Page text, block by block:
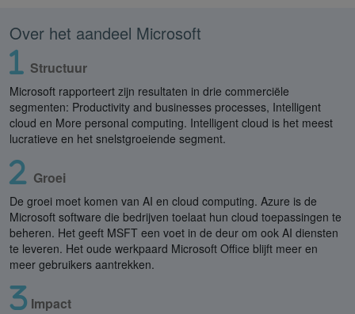
Over het aandeel Microsoft
Structuur
Microsoft rapporteert zijn resultaten in drie commerciële
segmenten: Productivity and businesses processes, Intelligent
cloud en More personal computing. Intelligent cloud is het meest
lucratieve en het snelstgroeiende segment.
Groei
De groei moet komen van AI en cloud computing. Azure is de
Microsoft software die bedrijven toelaat hun cloud toepassingen te
beheren. Het geeft MSFT een voet in de deur om ook AI diensten
te leveren. Het oude werkpaard Microsoft Office blijft meer en
meer gebruikers aantrekken.
Impact